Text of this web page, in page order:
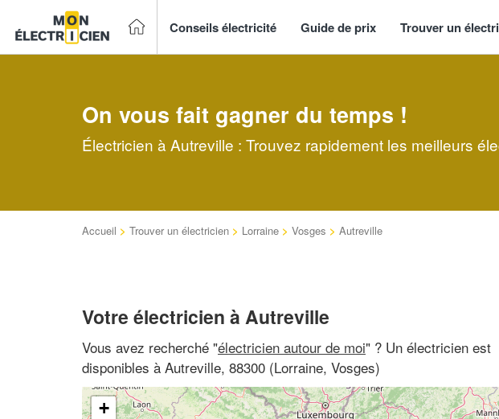
Conseils électricité Guide de prix Trouver un
On vous fait gagner du temps !
Électricien à Autreville : Trouvez rapidement les meilleurs
Accueil > Trouver un électricien > Lorraine > Vosges > Autreville
Votre électricien à Autreville
Vous avez recherché "électricien autour de moi" ? Un électricien est
disponibles à Autreville, 88300 (Lorraine, Vosges)
+